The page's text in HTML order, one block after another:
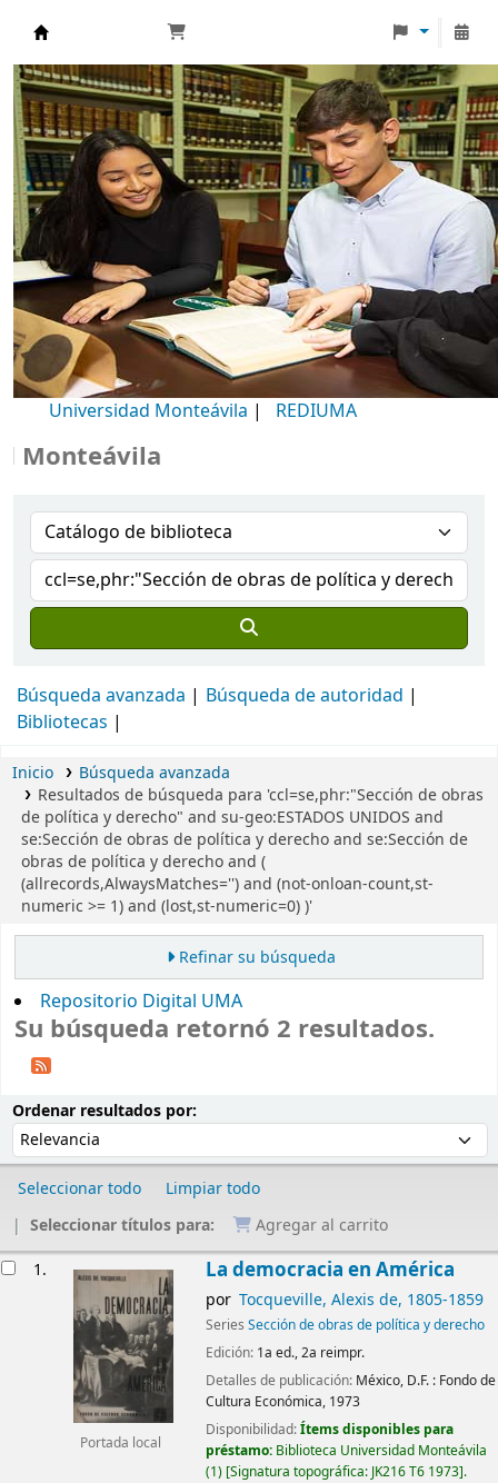
Biblioteca Universidad Monteávila
Universidad Monteávila | REDIUMA
Búsqueda avanzada
Búsqueda de autoridad
Bibliotecas
Inicio
Búsqueda avanzada
Resultados de búsqueda para 'ccl=se,phr:"Sección de obras
de política y derecho" and su-geo:ESTADOS UNIDOS and
se:Sección de obras de política y derecho and se:Sección de
obras de política y derecho and (
(allrecords,AlwaysMatches='') and (not-onloan-count,st-
numeric >= 1) and (lost,st-numeric=0) )'
Refinar su búsqueda
Repositorio Digital UMA
Su búsqueda retornó 2 resultados.
Ordenar resultados por:
Seleccionar todo
Limpiar todo
Seleccionar títulos para:
Agregar al carrito
1.
Portada local
La democracia en América
por Tocqueville, Alexis de, 1805-1859
Series Sección de obras de política y derecho
Edición: 1a ed., 2a reimpr.
Detalles de publicación: México, D.F. : Fondo de
Cultura Económica, 1973
Disponibilidad:Ítems disponibles para
préstamo: Biblioteca Universidad Monteávila
(1) Signatura topográfica: JK216 T6 1973 .